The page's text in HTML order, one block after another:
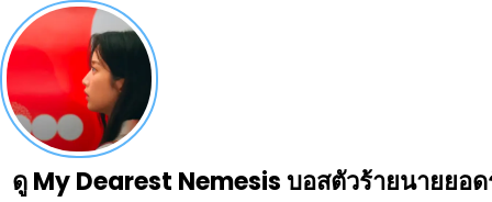
ดู My Dearest Nemesis บอสตัวร้ายนายยอ